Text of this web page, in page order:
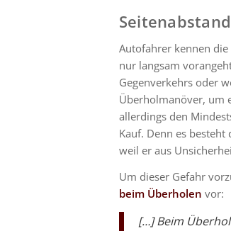
Autofahrer kennen
nur langsam
Gegenverkehrs oder
Überholmanöver, um
allerdings den
Kauf. Denn es
weil er aus
Um dieser Gefahr
beim Überholen vor:
[…] Beim